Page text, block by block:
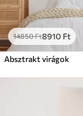
14850Ft8910 Ft
Absztrakt virágok